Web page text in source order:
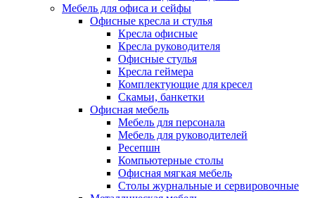
Мебель для офиса и сейфы
Офисные кресла и стулья
Кресла офисные
Кресла руководителя
Офисные стулья
Кресла геймера
Комплектующие для кресел
Скамьи, банкетки
Офисная мебель
Мебель для персонала
Мебель для руководителей
Ресепшн
Компьютерные столы
Офисная мягкая мебель
Столы журнальные и сервировочные